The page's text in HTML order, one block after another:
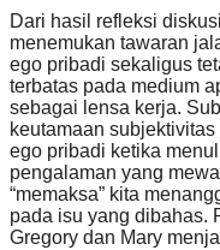
Dari hasil refleksi
menemukan tawaran
ego pribadi sekaligus
terbatas pada medium
sebagai lensa kerja.
keutamaan
ego pribadi ketika
pengalaman yang
“memaksa” kita
pada isu yang dibahas.
Gregory dan Mary